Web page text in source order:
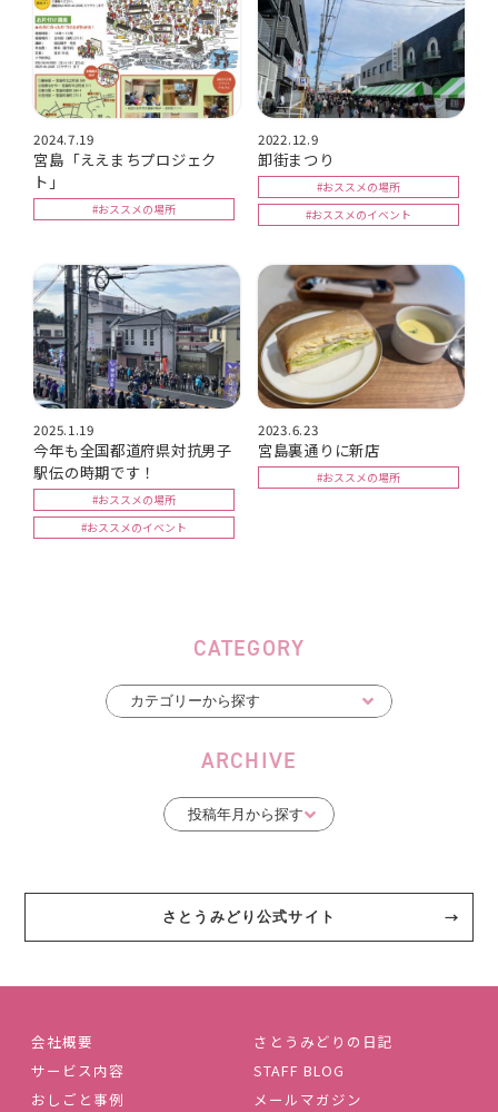
2024.7.19
宮島「ええまちプロジェク
ト」
#おススメの場所
2022.12.9
卸街まつり
#おススメの場所
#おススメのイベント
2025.1.19
今年も全国都道府県対抗男子
駅伝の時期です！
#おススメの場所
#おススメのイベント
2023.6.23
宮島裏通りに新店
#おススメの場所
CATEGORY
ARCHIVE
さとうみどり公式サイト
会社概要
サービス内容
おしごと事例
さとうみどりの日記
STAFF BLOG
メールマガジン